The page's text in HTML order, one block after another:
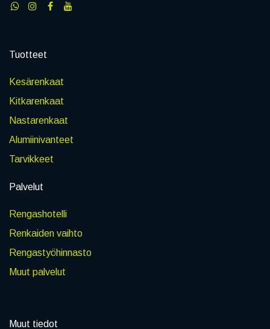
Tuotteet
Kesärenkaat
Kitkarenkaat
Nastarenkaat
Alumiinivanteet
Tarvikkeet
Palvelut
Rengashotelli
Renkaiden vaihto
Rengastyöhinnasto
Muut palvelut
Muut tiedot